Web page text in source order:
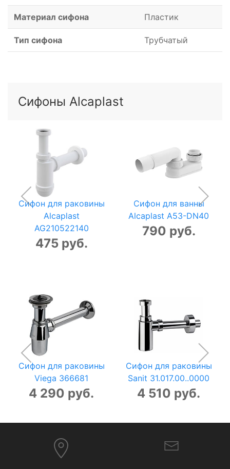
Материал сифона Пластик
Тип сифона Трубчатый
Сифоны Alcaplast
Сифон для раковины
Alcaplast
AG210522140
475 руб.
Сифон для ванны
Alcaplast A53-DN40
790 руб.
Сифон для раковины
Viega 366681
4 290 руб.
Сифон для раковины
Sanit 31.017.00..0000
4 510 руб.